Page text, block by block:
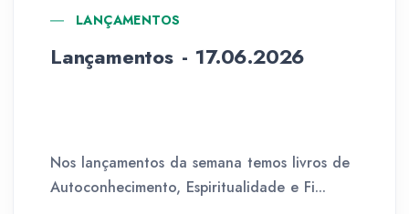
LANÇAMENTOS
Lançamentos - 17.06.2026
Nos lançamentos da semana temos livros de
Autoconhecimento, Espiritualidade e Fi...